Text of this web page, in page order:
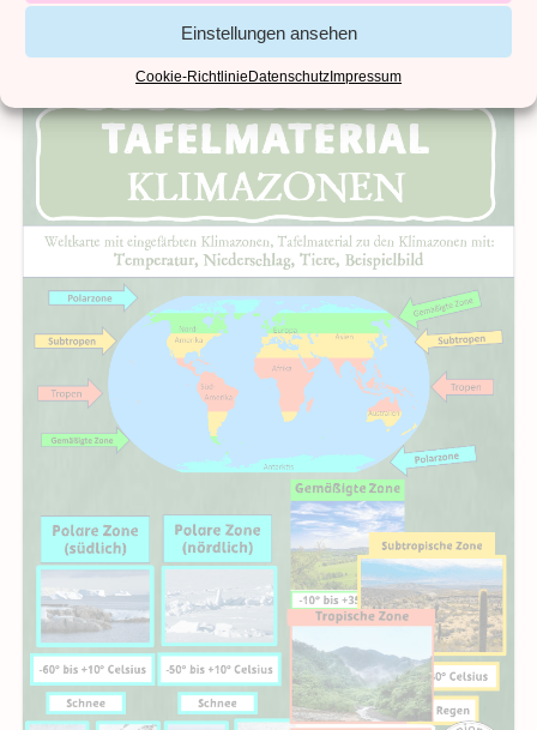
Einstellungen ansehen
Cookie-RichtlinieDatenschutzImpressum
Kein Mehrwertsteuerausweis, da Kleinunternehmer nach §19 (1)